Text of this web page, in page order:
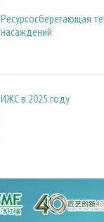
Ресурсосберегающая
насаждений
ИЖС в 2025 году